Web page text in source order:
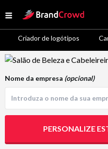
Open menu
Site Logo
Criador de logótipos
Logo Template Preview
Nome da empresa (opcional)
PERSONALIZE